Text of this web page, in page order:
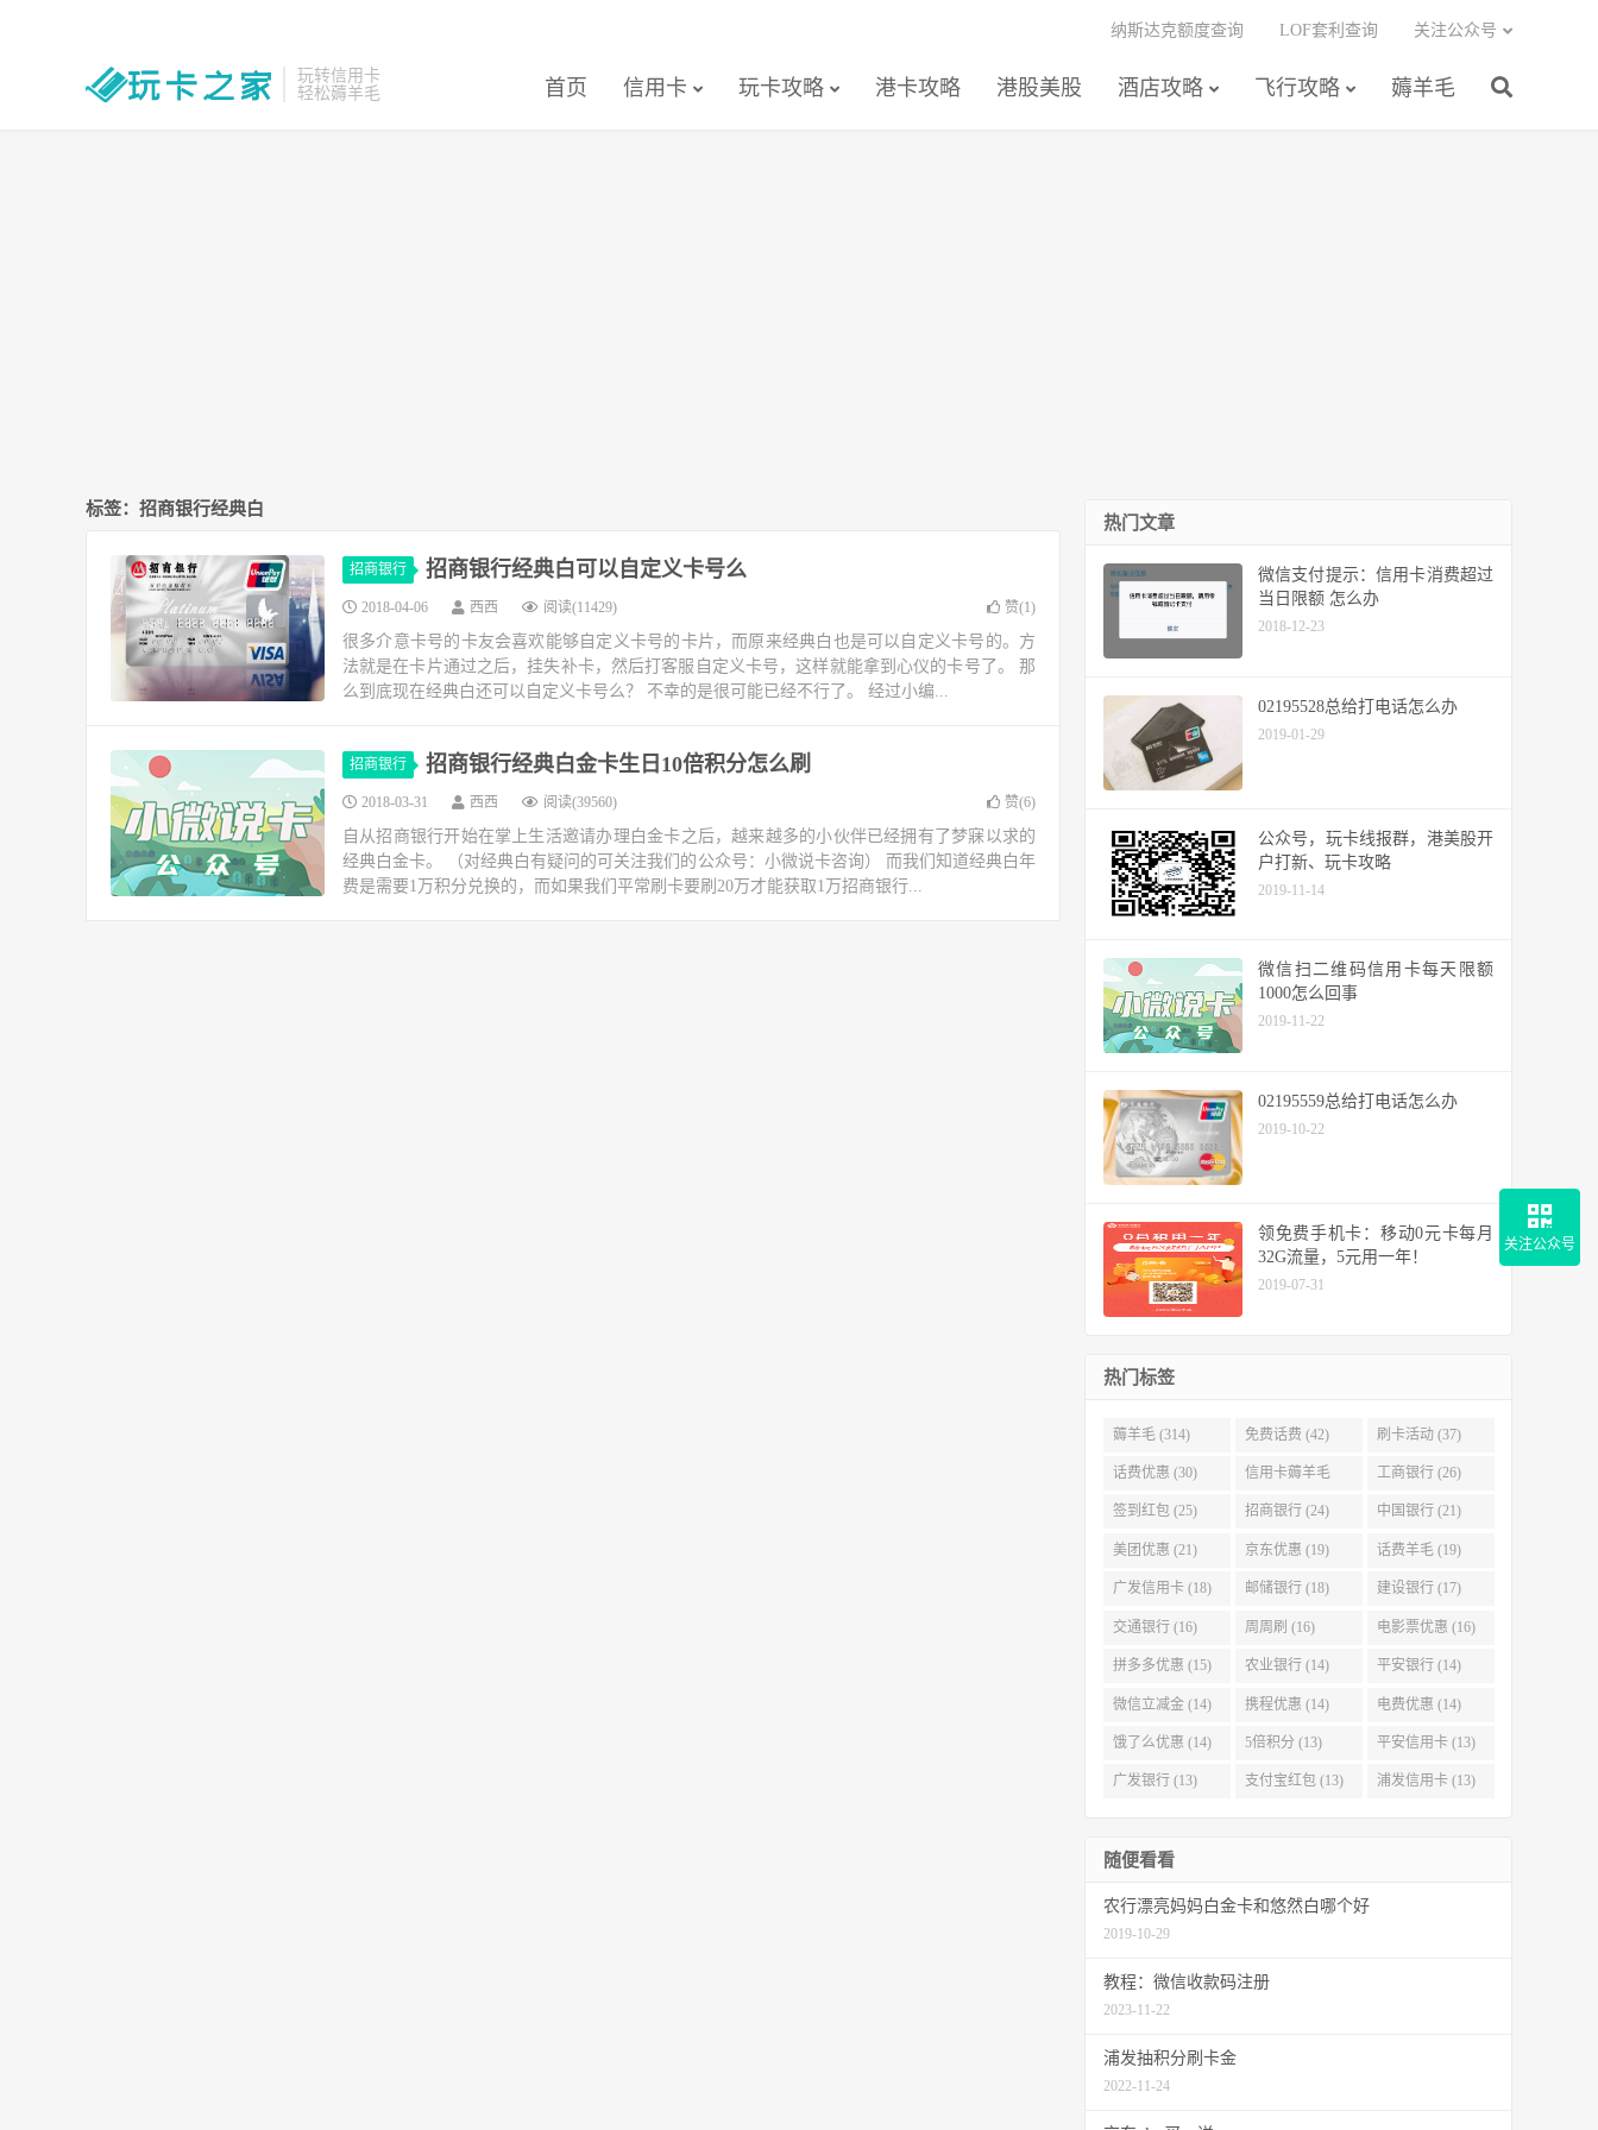
玩转信用卡
轻松薅羊毛
首页 信用卡 玩卡攻略 港卡攻略 港股美股 酒店攻略 飞行攻略 薅羊毛
纳斯达克额度查询 LOF套利查询 关注公众号
标签：招商银行经典白
招商银行 招商银行经典白可以自定义卡号么
2018-04-06 西西 阅读(11429) 赞(1)
很多介意卡号的卡友会喜欢能够自定义卡号的卡片，而原来经典白也是可以自定义卡号的。方
法就是在卡片通过之后，挂失补卡，然后打客服自定义卡号，这样就能拿到心仪的卡号了。 那
么到底现在经典白还可以自定义卡号么？ 不幸的是很可能已经不行了。 经过小编...
招商银行 招商银行经典白金卡生日10倍积分怎么刷
2018-03-31 西西 阅读(39560) 赞(6)
自从招商银行开始在掌上生活邀请办理白金卡之后，越来越多的小伙伴已经拥有了梦寐以求的
经典白金卡。 （对经典白有疑问的可关注我们的公众号：小微说卡咨询） 而我们知道经典白年
费是需要1万积分兑换的，而如果我们平常刷卡要刷20万才能获取1万招商银行...
热门文章
微信支付提示：信用卡消费超过
当日限额 怎么办
2018-12-23
02195528总给打电话怎么办
2019-01-29
公众号，玩卡线报群，港美股开
户打新、玩卡攻略
2019-11-14
微信扫二维码信用卡每天限额
1000怎么回事
2019-11-22
02195559总给打电话怎么办
2019-10-22
领免费手机卡：移动0元卡每月
32G流量，5元用一年！
2019-07-31
热门标签
薅羊毛 (314) 免费话费 (42) 刷卡活动 (37)
话费优惠 (30) 信用卡薅羊毛
(29)
工商银行 (26)
签到红包 (25) 招商银行 (24) 中国银行 (21)
美团优惠 (21) 京东优惠 (19) 话费羊毛 (19)
广发信用卡 (18) 邮储银行 (18) 建设银行 (17)
交通银行 (16) 周周刷 (16) 电影票优惠 (16)
拼多多优惠 (15) 农业银行 (14) 平安银行 (14)
微信立减金 (14) 携程优惠 (14) 电费优惠 (14)
饿了么优惠 (14) 5倍积分 (13) 平安信用卡 (13)
广发银行 (13) 支付宝红包 (13) 浦发信用卡 (13)
随便看看
农行漂亮妈妈白金卡和悠然白哪个好
2019-10-29
教程：微信收款码注册
2023-11-22
浦发抽积分刷卡金
2022-11-24
关注公众号